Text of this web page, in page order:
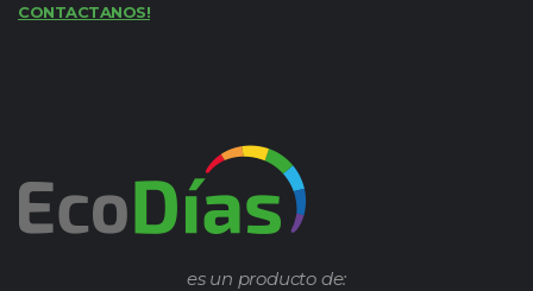
CONTACTANOS!
es un producto de: